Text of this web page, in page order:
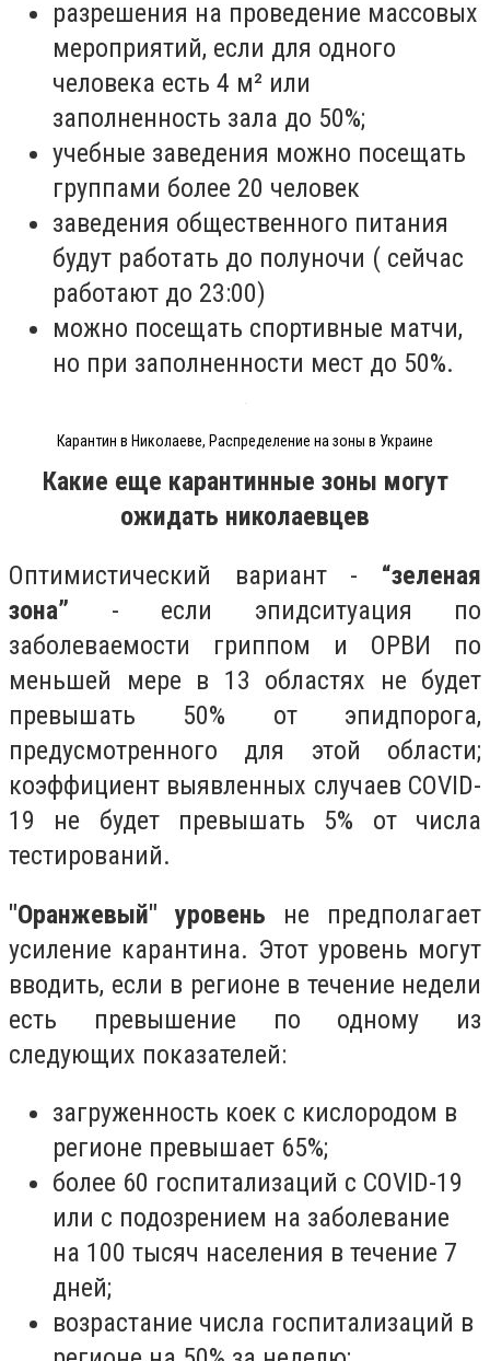
разрешения на проведение массовых
мероприятий, если для одного
человека есть 4 м² или
заполненность зала до 50%;
учебные заведения можно посещать
группами более 20 человек
заведения общественного питания
будут работать до полуночи ( сейчас
работают до 23:00)
можно посещать спортивные матчи,
но при заполненности мест до 50%.
Карантин в Николаеве, Распределение на зоны в Украине
Какие еще карантинные зоны могут
ожидать николаевцев
Оптимистический вариант - “зеленая
зона” - если эпидситуация по
заболеваемости гриппом и ОРВИ по
меньшей мере в 13 областях не будет
превышать 50% от эпидпорога,
предусмотренного для этой области;
коэффициент выявленных случаев COVID-
19 не будет превышать 5% от числа
тестирований.
"Оранжевый" уровень не предполагает
усиление карантина. Этот уровень могут
вводить, если в регионе в течение недели
есть превышение по одному из
следующих показателей:
загруженность коек с кислородом в
регионе превышает 65%;
более 60 госпитализаций с COVID-19
или с подозрением на заболевание
на 100 тысяч населения в течение 7
дней;
возрастание числа госпитализаций в